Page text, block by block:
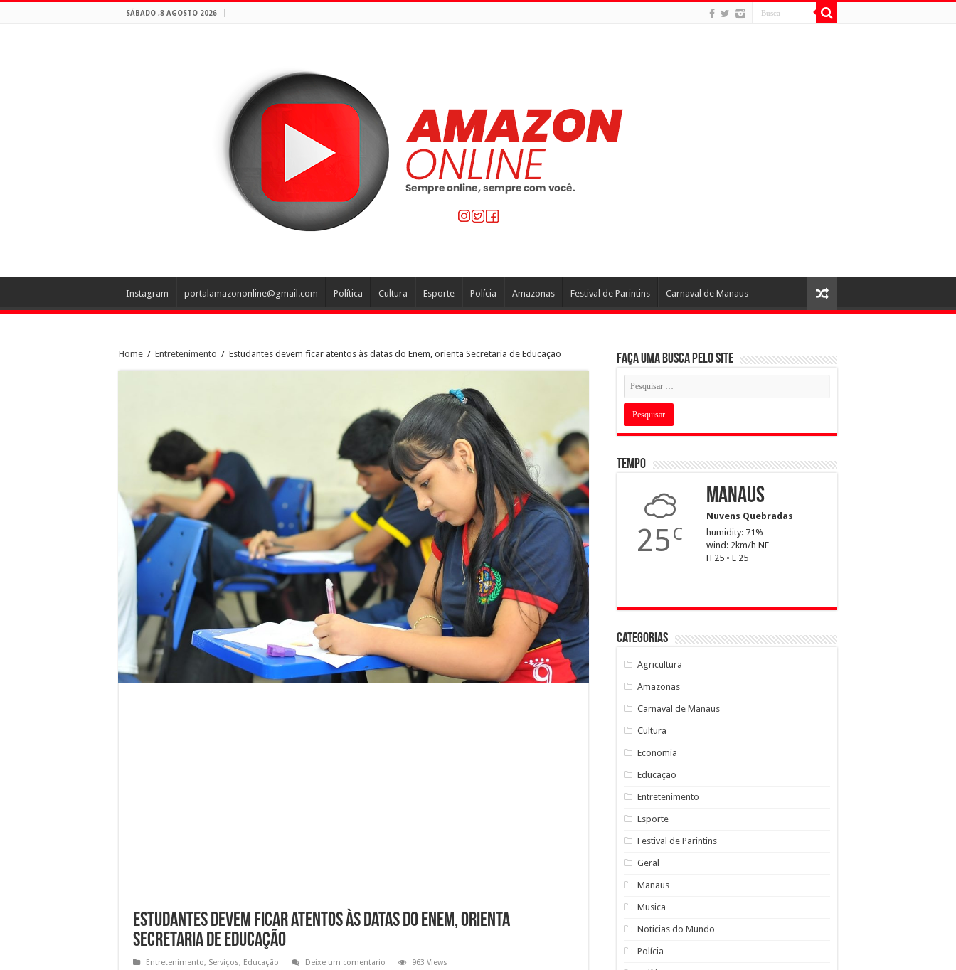
SÁBADO ,8 AGOSTO 2026
Instagram portalamazononline@gmail.com Política Cultura Esporte Polícia Amazonas Festival de Parintins Carnaval de Manaus
Home / Entretenimento / Estudantes devem ficar atentos às datas do Enem, orienta Secretaria de Educação
Estudantes devem ficar atentos às datas do Enem, orienta
Secretaria de Educação
Entretenimento, Serviços, Educação Deixe um comentario 963 Views
Faça uma busca pelo Site
Tempo
25 C
Manaus
Nuvens Quebradas
humidity: 71%
wind: 2km/h NE
H 25 • L 25
Categorias
Agricultura
Amazonas
Carnaval de Manaus
Cultura
Economia
Educação
Entretenimento
Esporte
Festival de Parintins
Geral
Manaus
Musica
Noticias do Mundo
Polícia